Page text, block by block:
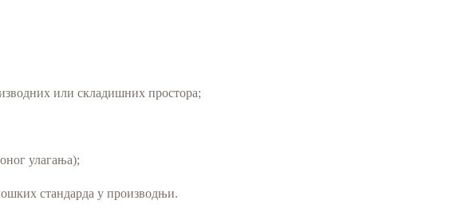
или складишних простора;
улагања);
стандарда у производњи.